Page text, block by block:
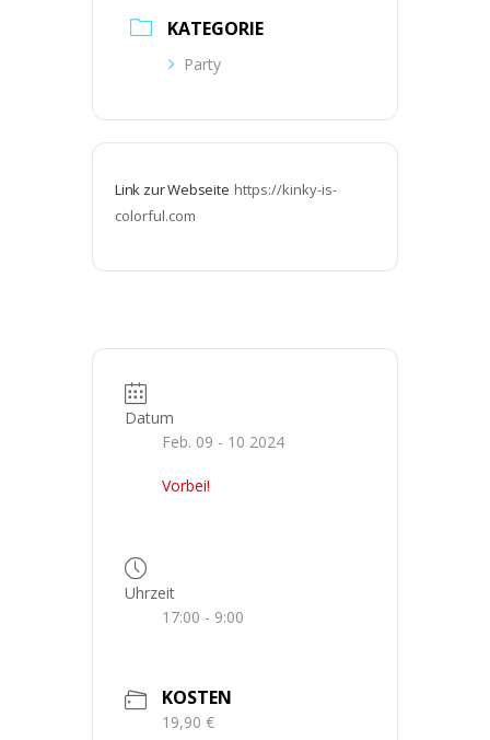
KATEGORIE
Party
Link zur Webseite https://kinky-is-
colorful.com
Datum
Feb. 09 - 10 2024
Vorbei!
Uhrzeit
17:00 - 9:00
KOSTEN
19,90 €